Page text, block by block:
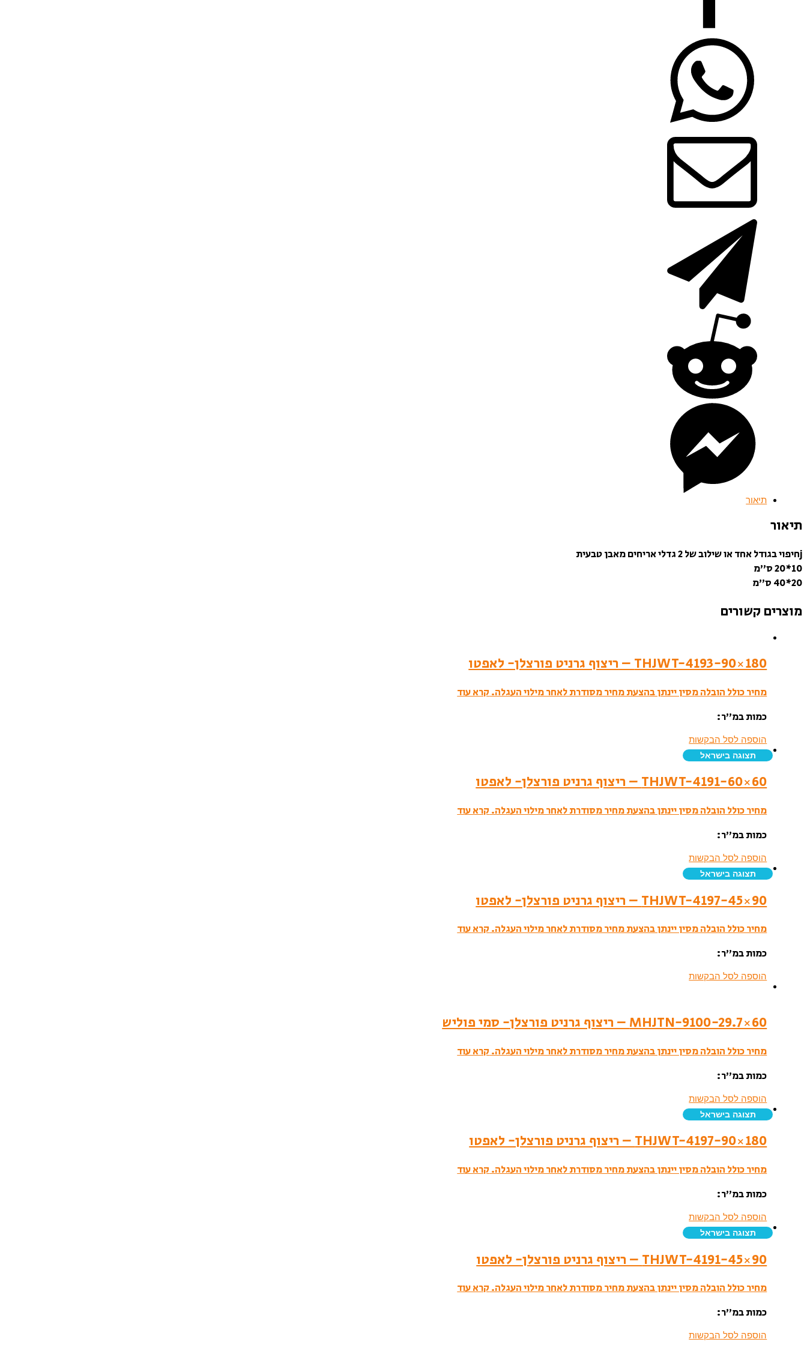
תיאור
תיאור
jחיפוי בגודל אחד או שילוב של 2 גדלי אריחים מאבן טבעית
10*20 ס”מ
20*40 ס”מ
מוצרים קשורים
THJWT-4193-90×180 – ריצוף גרניט פורצלן- לאפטו
מחיר כולל הובלה מסין יינתן בהצעת מחיר מסודרת לאחר מילוי העגלה. קרא עוד
כמות במ”ר:
הוספה לסל הבקשות
תצוגה בישראל
THJWT-4191-60×60 – ריצוף גרניט פורצלן- לאפטו
מחיר כולל הובלה מסין יינתן בהצעת מחיר מסודרת לאחר מילוי העגלה.קרא עוד
כמות במ”ר:
הוספה לסל הבקשות
תצוגה בישראל
THJWT-4197-45×90 – ריצוף גרניט פורצלן- לאפטו
מחיר כולל הובלה מסין יינתן בהצעת מחיר מסודרת לאחר מילוי העגלה.קרא עוד
כמות במ”ר:
הוספה לסל הבקשות
MHJTN-9100-29.7×60 – ריצוף גרניט פורצלן- סמי פוליש
מחיר כולל הובלה מסין יינתן בהצעת מחיר מסודרת לאחר מילוי העגלה. קרא עוד
כמות במ”ר:
הוספה לסל הבקשות
תצוגה בישראל
THJWT-4197-90×180 – ריצוף גרניט פורצלן- לאפטו
מחיר כולל הובלה מסין יינתן בהצעת מחיר מסודרת לאחר מילוי העגלה.קרא עוד
כמות במ”ר:
הוספה לסל הבקשות
תצוגה בישראל
THJWT-4191-45×90 – ריצוף גרניט פורצלן- לאפטו
מחיר כולל הובלה מסין יינתן בהצעת מחיר מסודרת לאחר מילוי העגלה.קרא עוד
כמות במ”ר:
הוספה לסל הבקשות